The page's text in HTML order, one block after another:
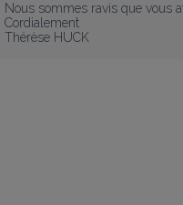
Nous sommes ravis que vous
Cordialement
Thérèse HUCK